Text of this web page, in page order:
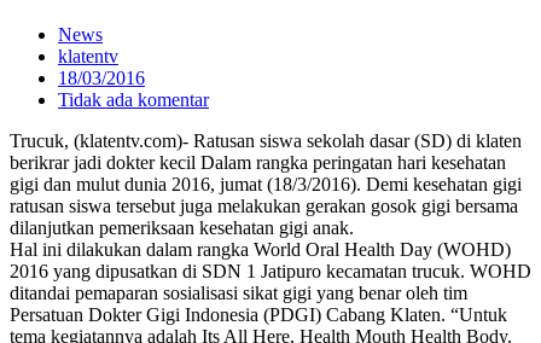
News
klatentv
18/03/2016
Tidak ada komentar
Trucuk, (klatentv.com)- Ratusan siswa sekolah dasar (SD) di klaten
berikrar jadi dokter kecil Dalam rangka peringatan hari kesehatan
gigi dan mulut dunia 2016, jumat (18/3/2016). Demi kesehatan gigi
ratusan siswa tersebut juga melakukan gerakan gosok gigi bersama
dilanjutkan pemeriksaan kesehatan gigi anak.
Hal ini dilakukan dalam rangka World Oral Health Day (WOHD)
2016 yang dipusatkan di SDN 1 Jatipuro kecamatan trucuk. WOHD
ditandai pemaparan sosialisasi sikat gigi yang benar oleh tim
Persatuan Dokter Gigi Indonesia (PDGI) Cabang Klaten. “Untuk
tema kegiatannya adalah Its All Here, Health Mouth Health Body.